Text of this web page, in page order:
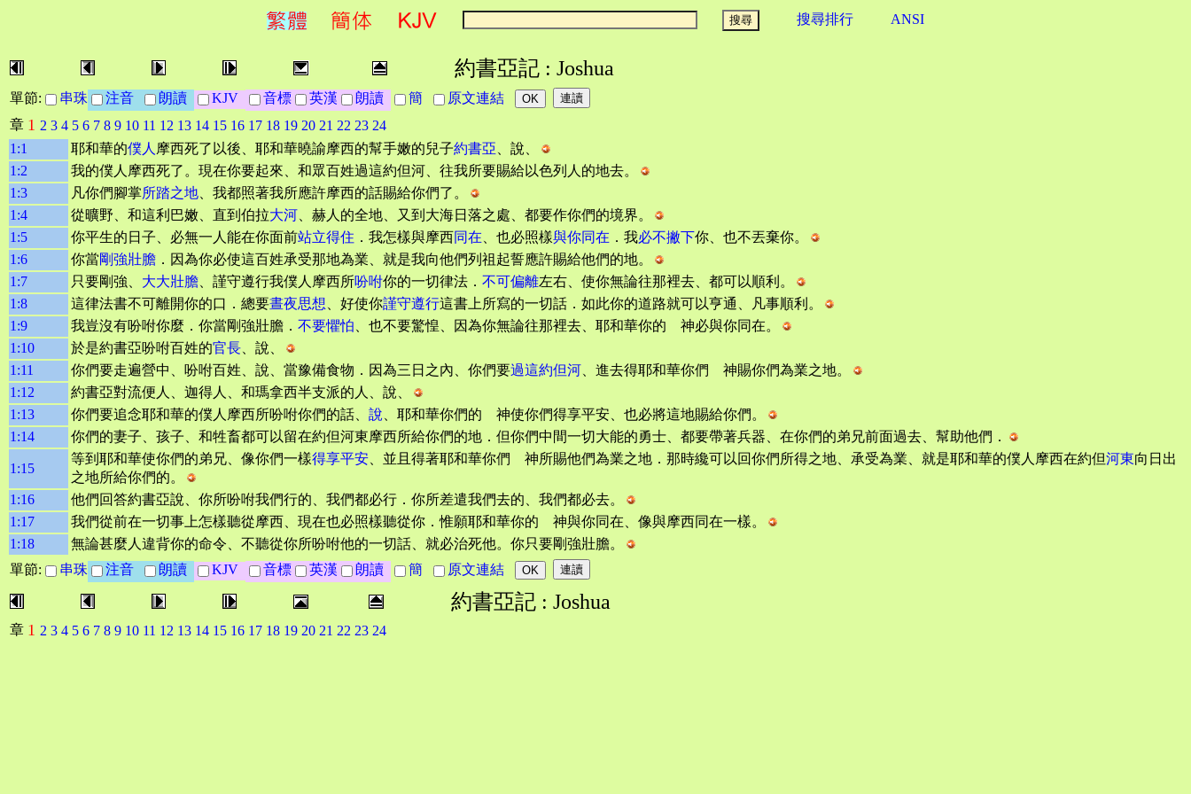
搜尋排行 ANSI
約書亞記 : Joshua
單節: 串珠 注音 朗讀 KJV 音標 英漢 朗讀 簡
原文連結
章 1 2 3 4 5 6 7 8 9 10 11 12 13 14 15 16 17 18 19 20 21 22 23 24
1:1
耶和華的僕人 摩西死了以後、耶和華曉諭摩西的幫手嫩的兒子約書亞 、說、
1:2
我的僕人摩西死了。現在你要起來、和眾百姓過這約但河、往我所要賜給以色列人的地去。
1:3
凡你們腳掌所踏之地 、我都照著我所應許摩西的話賜給你們了。
1:4
從曠野、和這利巴嫩、直到伯拉大河 、赫人的全地、又到大海日落之處、都要作你們的境界。
1:5
你平生的日子、必無一人能在你面前站立得住 ．我怎樣與摩西同在 、也必照樣與你同在 ．我必不撇下你、也不丟棄你。
1:6
你當剛強壯膽 ．因為你必使這百姓承受那地為業、就是我向他們列祖起誓應許賜給他們的地。
1:7
只要剛強、 大大壯膽 、謹守遵行我僕人摩西所吩咐你的一切律法． 不可偏離左右、使你無論往那裡去、都可以順利。
1:8
這律法書不可離開你的口．總要晝夜思想 、好使你謹守遵行這書上所寫的一切話．如此你的道路就可以亨通、凡事順利。
1:9
我豈沒有吩咐你麼．你當剛強壯膽． 不要懼怕 、也不要驚惶、因為你無論往那裡去、耶和華你的 神必與你同在。
1:10
於是約書亞吩咐百姓的官長 、說、
1:11
你們要走遍營中、吩咐百姓、說、當豫備食物．因為三日之內、你們要過這約但河 、進去得耶和華你們 神賜你們為業之地。
1:12
約書亞對流便人、迦得人、和瑪拿西半支派的人、說、
1:13
你們要追念耶和華的僕人摩西所吩咐你們的話、 說 、耶和華你們的 神使你們得享平安、也必將這地賜給你們。
1:14
你們的妻子、孩子、和牲畜都可以留在約但河東摩西所給你們的地．但你們中間一切大能的勇士、都要帶著兵器、在你們的弟兄前面過去、幫助他們．
1:15
等到耶和華使你們的弟兄、像你們一樣得享平安 、並且得著耶和華你們 神所賜他們為業之地．那時纔可以回你們所得之地、承受為業、就是耶和華的僕人摩西在約但河東向日出
之地所給你們的。
1:16
他們回答約書亞說、你所吩咐我們行的、我們都必行．你所差遣我們去的、我們都必去。
1:17
我們從前在一切事上怎樣聽從摩西、現在也必照樣聽從你．惟願耶和華你的 神與你同在、像與摩西同在一樣。
1:18
無論甚麼人違背你的命令、不聽從你所吩咐他的一切話、就必治死他。你只要剛強壯膽。
單節:
串珠 注音 朗讀 KJV 音標 英漢 朗讀 簡 原文連結
約書亞記 : Joshua
章 1 2 3 4 5 6 7 8 9 10 11 12 13 14 15 16 17 18 19 20 21 22 23 24